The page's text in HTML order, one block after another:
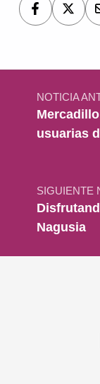
Navegación de entradas
NOTICIA
usuarias
SIGUIENTE
Nagusia